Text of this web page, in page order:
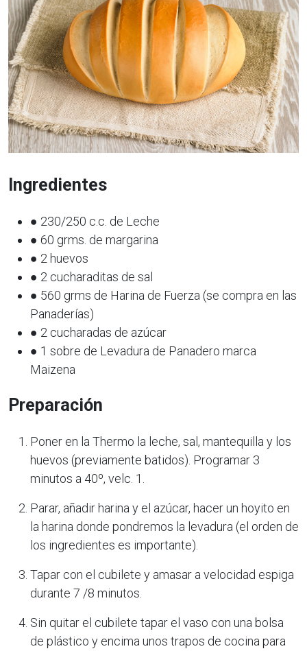
Ingredientes
● 230/250 c.c. de Leche
● 60 grms. de margarina
● 2 huevos
● 2 cucharaditas de sal
● 560 grms de Harina de Fuerza (se compra en las
Panaderías)
● 2 cucharadas de azúcar
● 1 sobre de Levadura de Panadero marca
Maizena
Preparación
Poner en la Thermo la leche, sal, mantequilla y los
huevos (previamente batidos). Programar 3
minutos a 40º, velc. 1.
Parar, añadir harina y el azúcar, hacer un hoyito en
la harina donde pondremos la levadura (el orden de
los ingredientes es importante).
Tapar con el cubilete y amasar a velocidad espiga
durante 7 /8 minutos.
Sin quitar el cubilete tapar el vaso con una bolsa
de plástico y encima unos trapos de cocina para